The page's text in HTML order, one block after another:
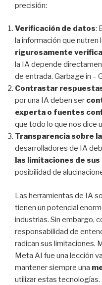
precisión:
Verificación de datos:
la información que
rigurosamente
la IA depende
de entrada. Garbage in –
Contrastar
por una IA deben ser
experta o fuentes
que todo lo que nos dice
Transparencia sobre
desarrolladores de IA
las limitaciones de
posibilidad de
Las herramientas de IA
tienen un potencial
industrias. Sin embargo,
responsabilidad de
radican sus limitaciones.
Meta AI fue una lección
mantener siempre una
utilizar estas tecnologías.